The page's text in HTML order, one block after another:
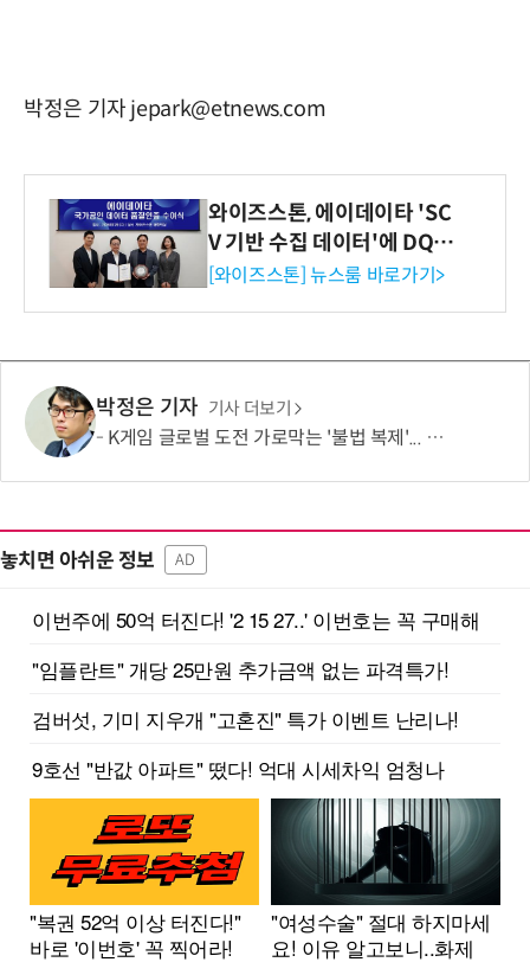
박정은 기자 jepark@etnews.com
와이즈스톤, 에이데이타 'SC
V 기반 수집 데이터'에 DQ인
증 최고 등급 수여
[와이즈스톤] 뉴스룸 바로가기>
박정은 기자 기사 더보기
K게임 글로벌 도전 가로막는 '불법 복제'... 패키지 게임 '크랙' 버젓이 유통
놓치면 아쉬운 정보 AD